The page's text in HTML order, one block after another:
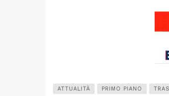
Auto in
ATTUALITÀ PRIMO PIANO